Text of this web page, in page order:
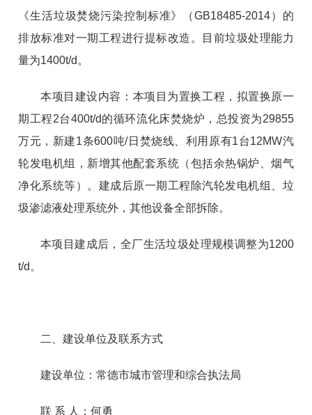
《生活垃圾焚烧污染控制标准》（GB18485-2014）的
排放标准对一期工程进行提标改造。目前垃圾处理能力
量为1400t/d。
本项目建设内容：本项目为置换工程，拟置换原一
期工程2台400t/d的循环流化床焚烧炉，总投资为29855
万元，新建1条600吨/日焚烧线、利用原有1台12MW汽
轮发电机组，新增其他配套系统（包括余热锅炉、烟气
净化系统等）。建成后原一期工程除汽轮发电机组、垃
圾渗滤液处理系统外，其他设备全部拆除。
本项目建成后，全厂生活垃圾处理规模调整为1200
t/d。
二、建设单位及联系方式
建设单位：常德市城市管理和综合执法局
联 系 人：何勇